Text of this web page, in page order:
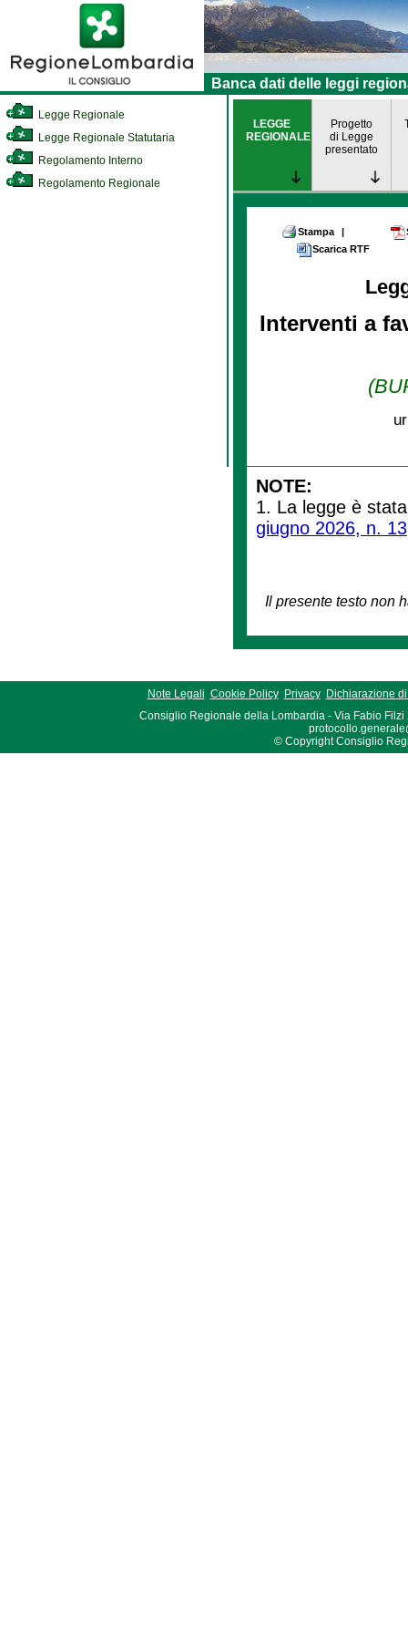
Banca dati delle leggi
Legge Regionale
Legge Regionale Statutaria
Regolamento Interno
Regolamento Regionale
LEGGE
REGIONALE
Progetto
di Legge
presentato
Stampa |
Scarica RTF
Interventi a
NOTE:
1. La legge è
giugno 2026, n. 13
Il presente testo non
Note Legali Cookie Policy Privacy Dichiarazione
Consiglio Regionale della Lombardia - Via Fabio Filzi
© Copyright Consiglio